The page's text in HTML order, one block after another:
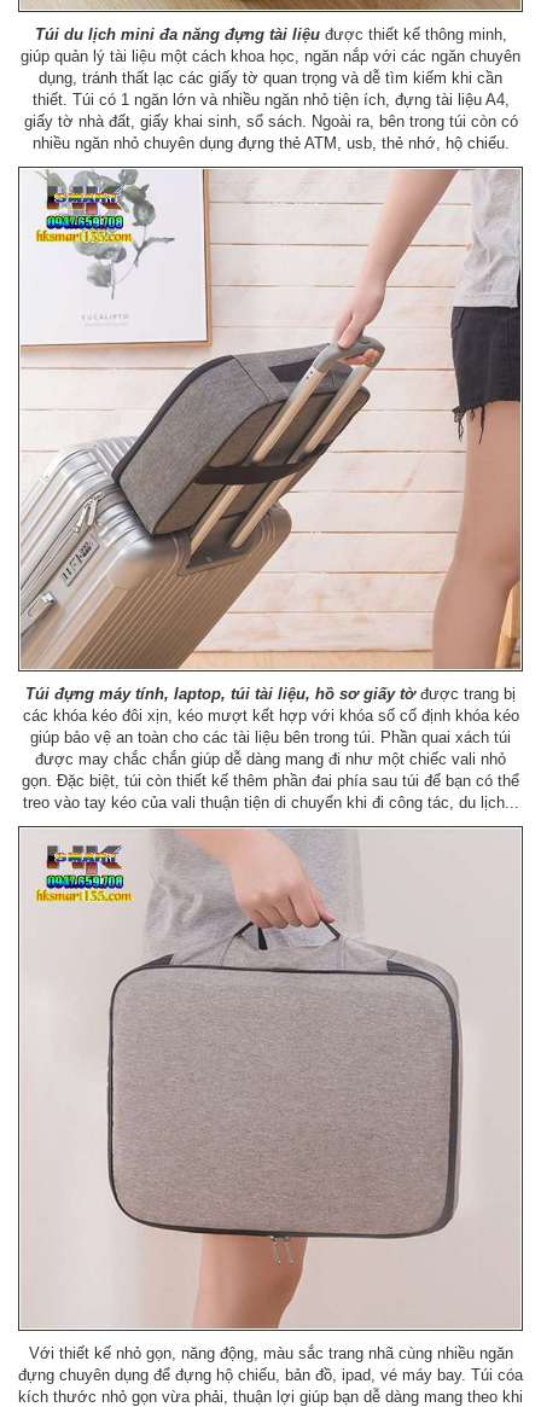
Túi du lịch mini đa năng đựng tài liệuđược thiết kế thông minh,
giúp quản lý tài liệu một cách khoa học, ngăn nắp với các ngăn chuyên
dụng, tránh thất lạc các giấy tờ quan trọng và dễ tìm kiếm khi cần
thiết. Túi có 1 ngăn lớn và nhiều ngăn nhỏ tiện ích, đựng tài liệu A4,
giấy tờ nhà đất, giấy khai sinh, sổ sách. Ngoài ra, bên trong túi còn có
nhiều ngăn nhỏ chuyên dụng đựng thẻ ATM, usb, thẻ nhớ, hộ chiếu.
Túi đựng máy tính, laptop, túi tài liệu, hồ sơ giấy tờđược trang bị
các khóa kéo đôi xịn, kéo mượt kết hợp với khóa số cố định khóa kéo
giúp bảo vệ an toàn cho các tài liệu bên trong túi. Phần quai xách túi
được may chắc chắn giúp dễ dàng mang đi như một chiếc vali nhỏ
gọn. Đặc biệt, túi còn thiết kế thêm phần đai phía sau túi để bạn có thể
treo vào tay kéo của vali thuận tiện di chuyển khi đi công tác, du lịch...
Với thiết kế nhỏ gọn, năng động, màu sắc trang nhã cùng nhiều ngăn
đựng chuyên dụng để đựng hộ chiếu, bản đồ, ipad, vé máy bay. Túi cóa
kích thước nhỏ gọn vừa phải, thuận lợi giúp bạn dễ dàng mang theo khi